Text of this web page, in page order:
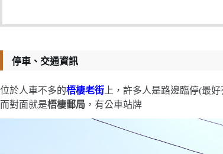
停車、交通資訊
位於人車不多的梧棲老街 上，許多人是路邊臨停(最
而對面就是梧棲郵局 ，有公車站牌